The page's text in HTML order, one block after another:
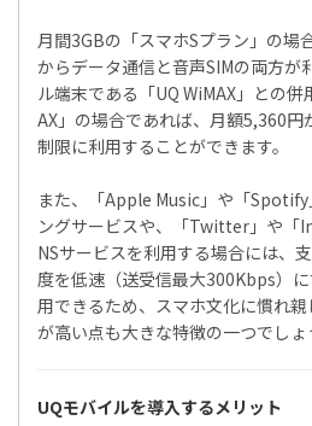
月間3GBの「スマホSプラン」の場
からデータ通信と音声SIMの両方が
ル端末である「UQ WiMAX」との
AX」の場合であれば、月額5,360
制限に利用することができます。
また、「Apple Music」や「
ングサービスや、「Twitter」や「
NSサービスを利用する場合には、
度を低速（送受信最大300Kbps）
用できるため、スマホ文化に慣れ
が高い点も大きな特徴の一つでしょ
UQモバイルを導入するメリット